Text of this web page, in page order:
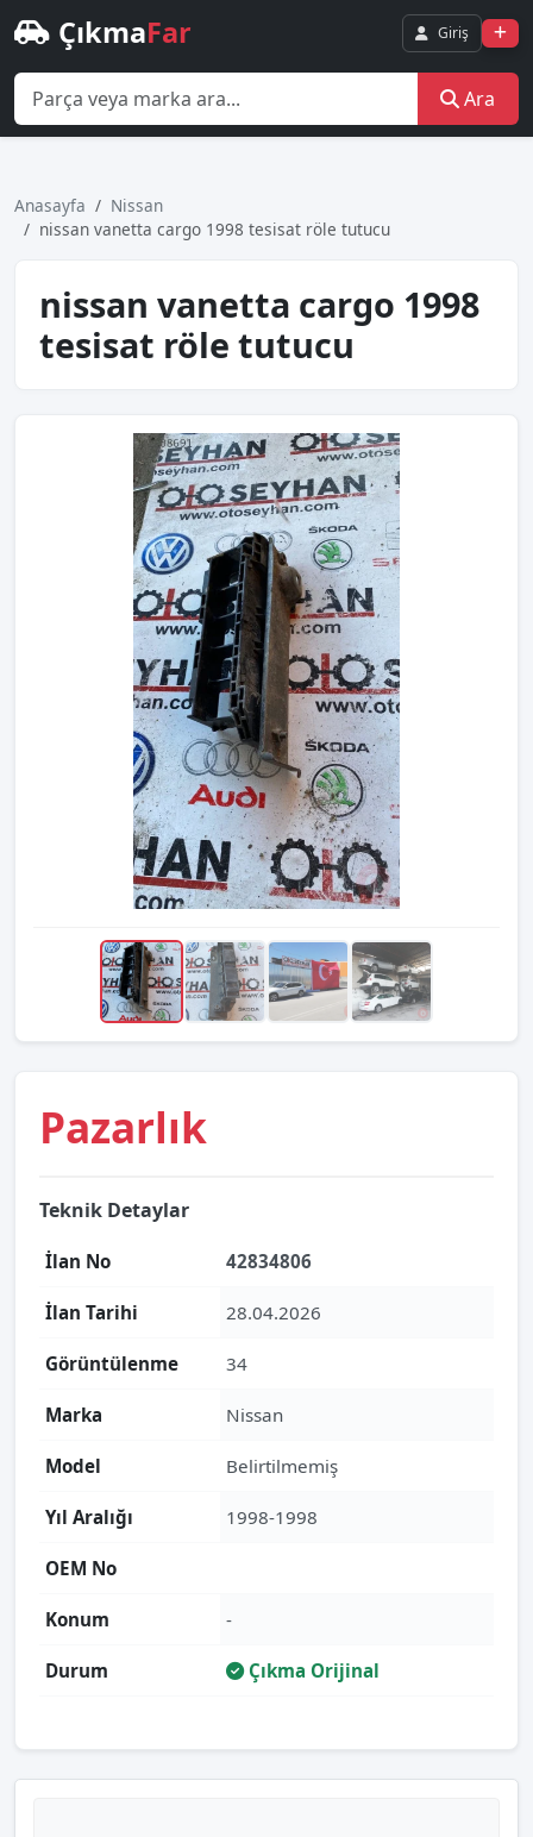
ÇıkmaFar Giriş
Ara
Anasayfa
Nissan
nissan vanetta cargo 1998 tesisat röle tutucu
nissan vanetta cargo 1998
tesisat röle tutucu
Pazarlık
Teknik Detaylar
İlan No 42834806
İlan Tarihi 28.04.2026
Görüntülenme 34
Marka Nissan
Model Belirtilmemiş
Yıl Aralığı 1998-1998
OEM No
Konum -
Durum Çıkma Orijinal